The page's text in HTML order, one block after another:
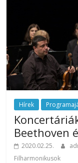
Hírek
Beethoven
2020.02.25.
Filharmonikusok